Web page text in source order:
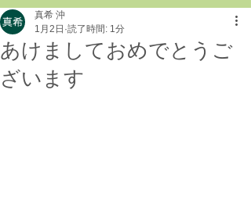
あけましておめでとうご
ざいます
真希 沖
1月2日 読了時間: 1分